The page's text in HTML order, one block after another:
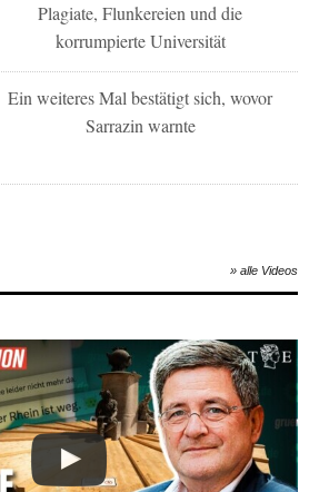
Plagiate, Flunkereien und die
korrumpierte Universität
Ein weiteres Mal bestätigt sich, wovor
Sarrazin warnte
» alle Videos